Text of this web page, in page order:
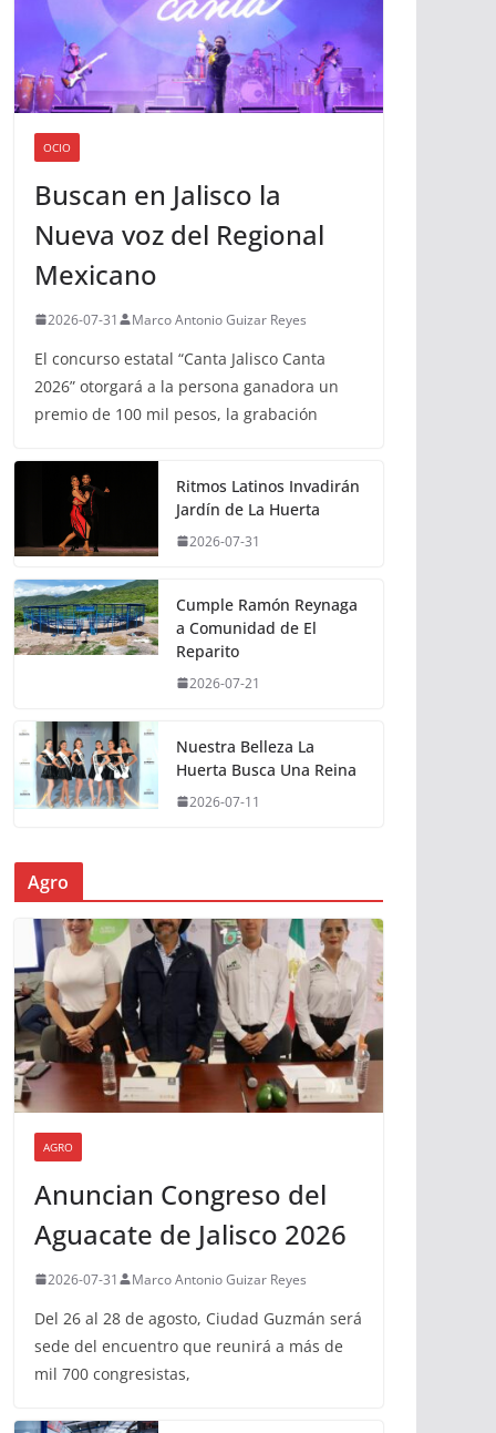
OCIO
Buscan en Jalisco la
Nueva voz del Regional
Mexicano
2026-07-31 Marco Antonio Guizar Reyes
El concurso estatal “Canta Jalisco Canta
2026” otorgará a la persona ganadora un
premio de 100 mil pesos, la grabación
Ritmos Latinos Invadirán
Jardín de La Huerta
2026-07-31
Cumple Ramón Reynaga
a Comunidad de El
Reparito
2026-07-21
Nuestra Belleza La
Huerta Busca Una Reina
2026-07-11
Agro
AGRO
Anuncian Congreso del
Aguacate de Jalisco 2026
2026-07-31 Marco Antonio Guizar Reyes
Del 26 al 28 de agosto, Ciudad Guzmán será
sede del encuentro que reunirá a más de
mil 700 congresistas,